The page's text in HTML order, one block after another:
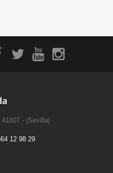
- (Sevilla)
12 98 29